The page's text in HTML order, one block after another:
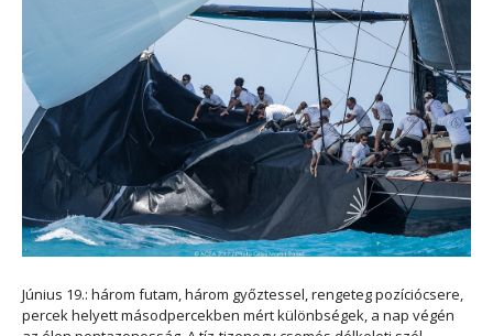
Június 19.: három futam, három győztessel, rengeteg pozíciócsere,
percek helyett másodpercekben mért különbségek, a nap végén